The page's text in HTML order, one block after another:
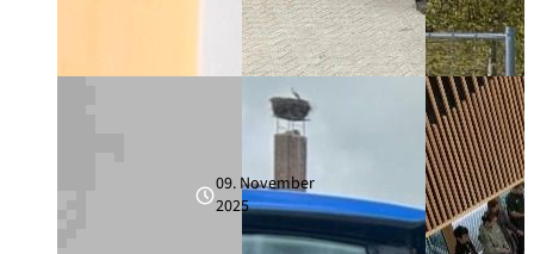
09. November
2025